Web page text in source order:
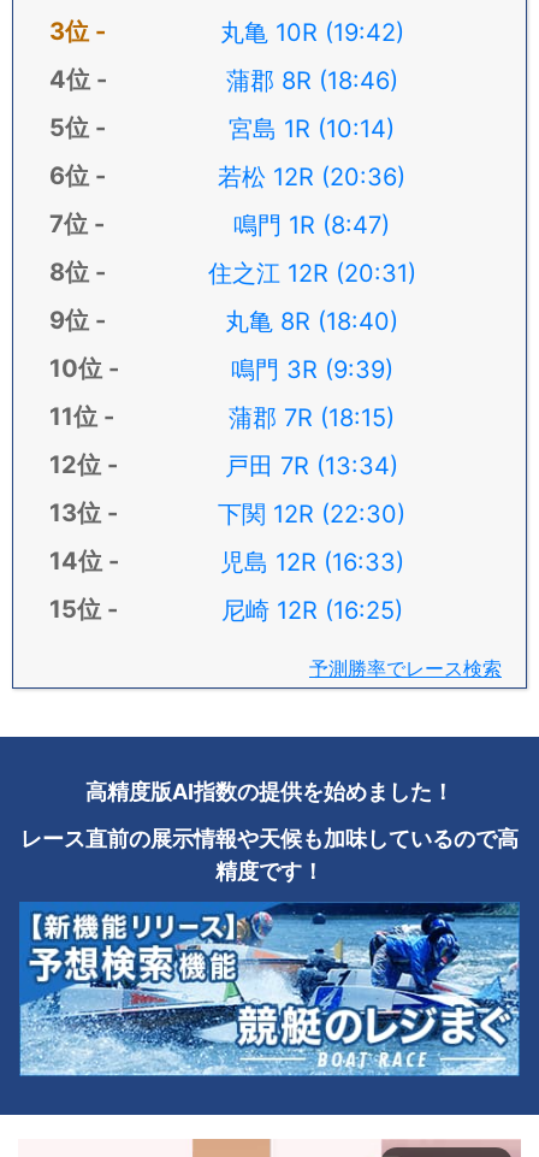
丸亀 10R (19:42)
蒲郡 8R (18:46)
宮島 1R (10:14)
若松 12R (20:36)
鳴門 1R (8:47)
住之江 12R (20:31)
丸亀 8R (18:40)
鳴門 3R (9:39)
蒲郡 7R (18:15)
戸田 7R (13:34)
下関 12R (22:30)
児島 12R (16:33)
尼崎 12R (16:25)
予測勝率でレース検索
高精度版AI指数の提供を始めました！
レース直前の展示情報や天候も加味しているので高
精度です！